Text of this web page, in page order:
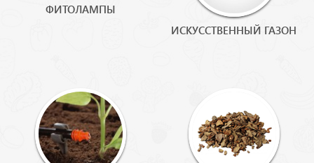
ФИТОЛАМПЫ
ИСКУССТВЕННЫЙ ГАЗОН